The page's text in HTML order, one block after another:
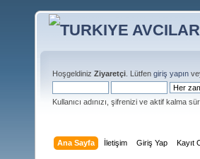
Hoşgeldiniz Ziyaretçi . Lütfen giriş yapın
Kullanıcı adınızı, şifrenizi ve aktif kalma
Ana Sayfa İletişim Giriş Yap Kayıt